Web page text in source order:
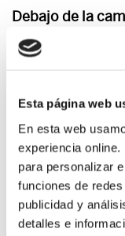
Esta página web
En esta web
experiencia
para personalizar
funciones de
publicidad y
detalles e
Debajo de la
Esta zona
perfecta para
protegidas del
Si tu cama tiene
cubrir el equipaje
cremalleras se
Depósitos o
Si cuentas con un
tienes una